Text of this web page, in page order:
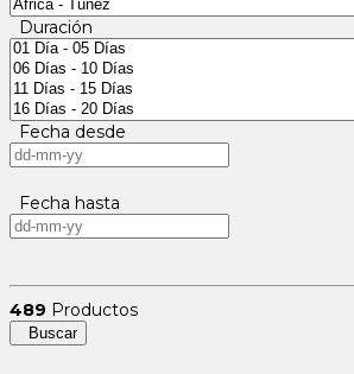
Duración
Fecha desde
Fecha hasta
489 Productos
Buscar